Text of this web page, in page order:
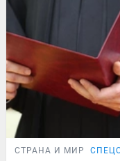
СТРАНА И МИР